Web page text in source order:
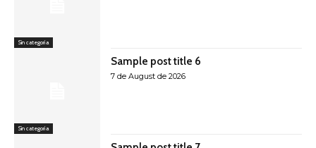
Sin categoría
Sin categoría
Sample post title 6
7 de August de 2026